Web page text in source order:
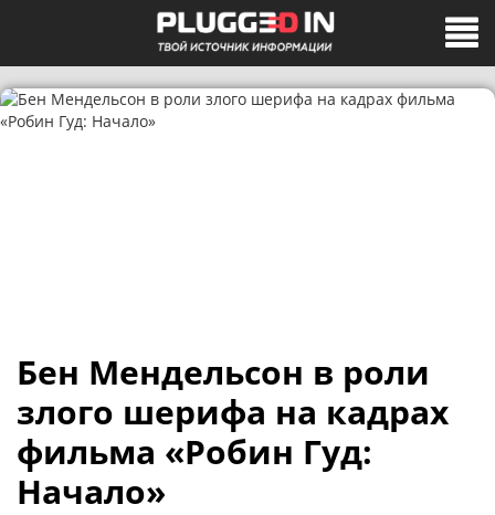
Бен Мендельсон в роли
злого шерифа на кадрах
фильма «Робин Гуд:
Начало»